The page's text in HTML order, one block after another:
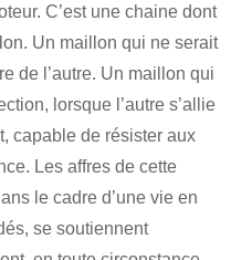
C’est une chaine dont
Un maillon qui ne serait
de l’autre. Un maillon qui
lorsque l’autre s’allie
capable de résister aux
Les affres de cette
le cadre d’une vie en
se soutiennent